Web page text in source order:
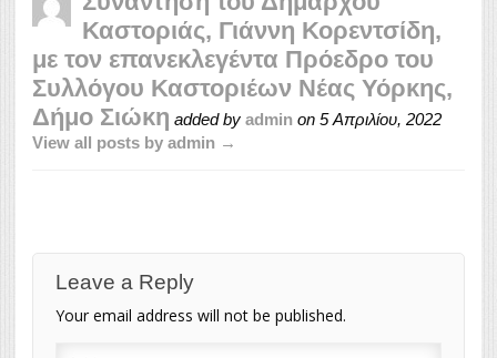
Καστοριάς, Γιάννη Κορεντσίδη,
με τον επανεκλεγέντα Πρόεδρο του
Συλλόγου Καστοριέων Νέας Υόρκης,
Δήμο Σιώκη added by admin on 5 Απριλίου, 2022
View all posts by admin →
Leave a Reply
Your email address will not be published.